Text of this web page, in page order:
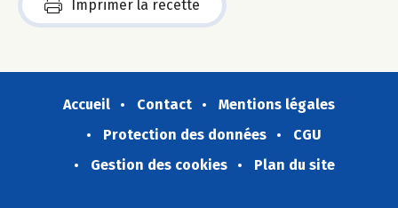
Imprimer la recette
Accueil Contact
Mentions légales
Protection des données
CGU
Gestion des cookies
Plan du site